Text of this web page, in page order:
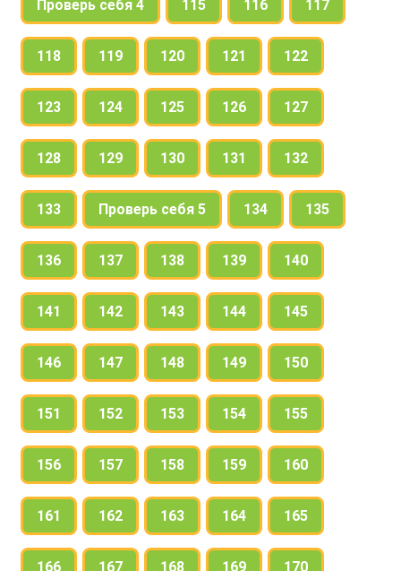
Проверь себя 4 115 116 117
118 119 120 121 122
123 124 125 126 127
128 129 130 131 132
133 Проверь себя 5 134 135
136 137 138 139 140
141 142 143 144 145
146 147 148 149 150
151 152 153 154 155
156 157 158 159 160
161 162 163 164 165
166 167 168 169 170